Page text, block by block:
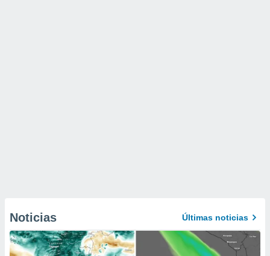
Noticias Últimas noticias